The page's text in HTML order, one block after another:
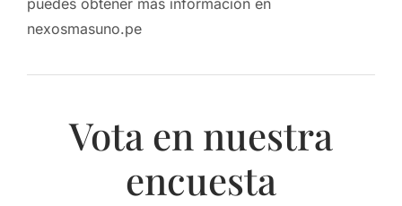
puedes obtener más información en
nexosmasuno.pe
Vota en nuestra
encuesta